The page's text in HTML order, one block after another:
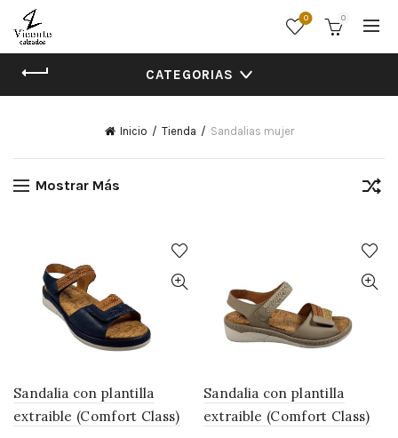
0 0
CATEGORIAS
Inicio Tienda Sandalias mujer
Mostrar Más
Sandalia con plantilla
extraible (Comfort Class)
Sandalia con plantilla
extraible (Comfort Class)